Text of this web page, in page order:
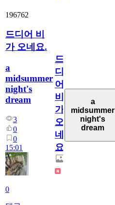
196762
드디어 비
가 오네요.
a
midsummer
night's
dream
3
0
0
15:01
0
드
디
어
비
가
오
네
요.
a
midsummer
night's
dream